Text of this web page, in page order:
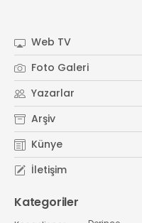
Web TV
Foto Galeri
Yazarlar
Arşiv
Künye
İletişim
Kategoriler